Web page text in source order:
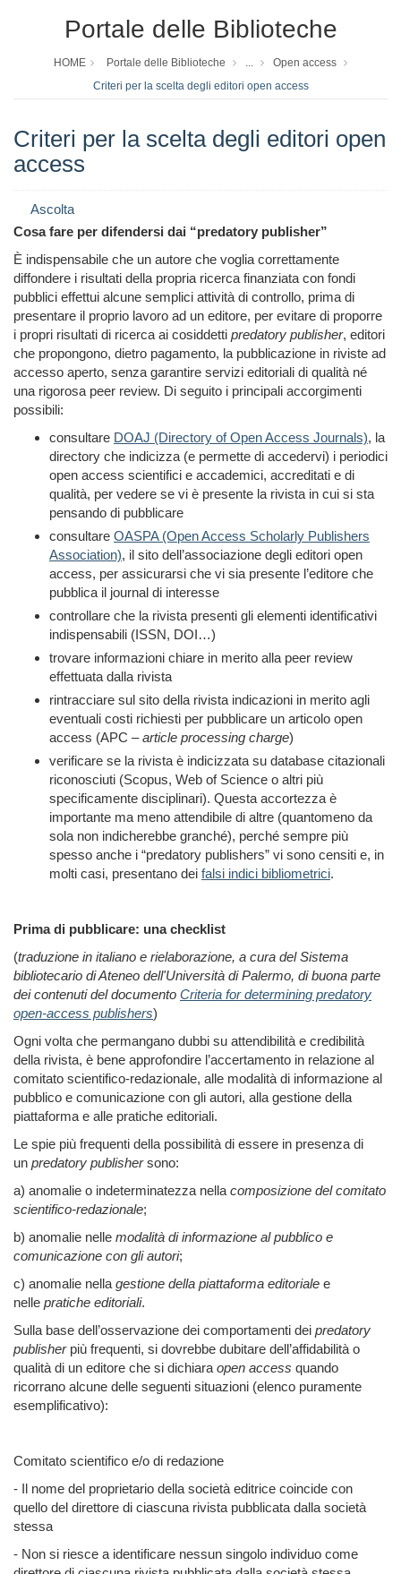
Portale delle Biblioteche
HOME Portale delle Biblioteche ...
Open access
Criteri per la scelta degli editori open access
Criteri per la scelta degli editori open
access
Ascolta
Cosa fare per difendersi dai “predatory publisher”
È indispensabile che un autore che voglia correttamente
diffondere i risultati della propria ricerca finanziata con fondi
pubblici effettui alcune semplici attività di controllo, prima di
presentare il proprio lavoro ad un editore, per evitare di proporre
i propri risultati di ricerca ai cosiddetti predatory publisher, editori
che propongono, dietro pagamento, la pubblicazione in riviste ad
accesso aperto, senza garantire servizi editoriali di qualità né
una rigorosa peer review. Di seguito i principali accorgimenti
possibili:
consultare DOAJ (Directory of Open Access Journals), la
directory che indicizza (e permette di accedervi) i periodici
open access scientifici e accademici, accreditati e di
qualità, per vedere se vi è presente la rivista in cui si sta
pensando di pubblicare
consultare OASPA (Open Access Scholarly Publishers
Association), il sito dell’associazione degli editori open
access, per assicurarsi che vi sia presente l’editore che
pubblica il journal di interesse
controllare che la rivista presenti gli elementi identificativi
indispensabili (ISSN, DOI…)
trovare informazioni chiare in merito alla peer review
effettuata dalla rivista
rintracciare sul sito della rivista indicazioni in merito agli
eventuali costi richiesti per pubblicare un articolo open
access (APC –article processing charge)
verificare se la rivista è indicizzata su database citazionali
riconosciuti (Scopus, Web of Science o altri più
specificamente disciplinari). Questa accortezza è
importante ma meno attendibile di altre (quantomeno da
sola non indicherebbe granché), perché sempre più
spesso anche i “predatory publishers” vi sono censiti e, in
molti casi, presentano dei falsi indici bibliometrici.
Prima di pubblicare: una checklist
(traduzione in italiano e rielaborazione, a cura del Sistema
bibliotecario di Ateneo dell'Università di Palermo, di buona parte
dei contenuti del documento Criteria for determining predatory
open-access publishers)
Ogni volta che permangano dubbi su attendibilità e credibilità
della rivista, è bene approfondire l’accertamento in relazione al
comitato scientifico-redazionale, alle modalità di informazione al
pubblico e comunicazione con gli autori, alla gestione della
piattaforma e alle pratiche editoriali.
Le spie più frequenti della possibilità di essere in presenza di
un predatory publishersono:
a) anomalie o indeterminatezza nellacomposizione del comitato
scientifico-redazionale;
b) anomalie nelle modalità di informazione al pubblico e
comunicazione con gli autori;
c) anomalie nellagestione della piattaforma editoriale e
nelle pratiche editoriali.
Sulla base dell’osservazione dei comportamenti dei predatory
publisherpiù frequenti, si dovrebbe dubitare dell’affidabilità o
qualità di un editore che si dichiaraopen access quando
ricorrano alcune delle seguenti situazioni (elenco puramente
esemplificativo):
Comitato scientifico e/o di redazione
- Il nome del proprietario della società editrice coincide con
quello del direttore di ciascuna rivista pubblicata dalla società
stessa
- Non si riesce a identificare nessun singolo individuo come